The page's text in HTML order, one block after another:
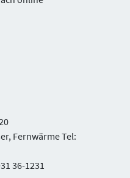
Fernwärme Tel:
36-1231